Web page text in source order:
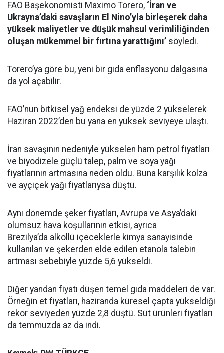
FAO Başekonomisti Maximo Torero, ‘İran ve
Ukrayna’daki savaşların El Nino’yla birleşerek daha
yüksek maliyetler ve düşük mahsul verimliliğinden
oluşan mükemmel bir fırtına yarattığını’ söyledi.
Torero’ya göre bu, yeni bir gıda enflasyonu dalgasına
da yol açabilir.
FAO’nun bitkisel yağ endeksi de yüzde 2 yükselerek
Haziran 2022’den bu yana en yüksek seviyeye ulaştı.
İran savaşının nedeniyle yükselen ham petrol fiyatları
ve biyodizele güçlü talep, palm ve soya yağı
fiyatlarının artmasına neden oldu. Buna karşılık kolza
ve ayçiçek yağı fiyatlarıysa düştü.
Aynı dönemde şeker fiyatları, Avrupa ve Asya’daki
olumsuz hava koşullarının etkisi, ayrıca
Brezilya’da alkollü içeceklerle kimya sanayisinde
kullanılan ve şekerden elde edilen etanola talebin
artması sebebiyle yüzde 5,6 yükseldi.
Diğer yandan fiyatı düşen temel gıda maddeleri de var.
Örneğin et fiyatları, haziranda küresel çapta yükseldiği
rekor seviyeden yüzde 2,8 düştü. Süt ürünleri fiyatları
da temmuzda az da indi.